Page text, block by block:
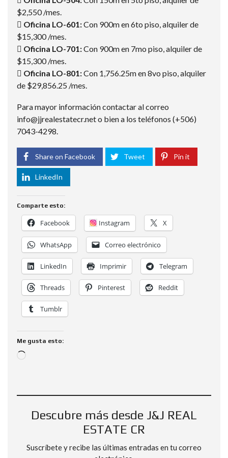
$2,550 /mes.
 Oficina LO-601:Con 900m en 6to piso, alquiler de
$15,300 /mes.
 Oficina LO-701:Con 900m en 7mo piso, alquiler de
$15,300 /mes.
 Oficina LO-801:Con 1,756.25m en 8vo piso, alquiler
de $29,856.25 /mes.
Para mayor información contactar al correo
info@jjrealestatecr.net o bien a los teléfonos (+506)
7043-4298.
Share on Facebook Tweet Pin it
LinkedIn
Comparte esto:
Facebook Instagram X
WhatsApp Correo electrónico
LinkedIn Imprimir Telegram
Threads Pinterest Reddit
Tumblr
Me gusta esto:
Descubre más desde J&J REAL
ESTATE CR
Suscríbete y recibe las últimas entradas en tu correo